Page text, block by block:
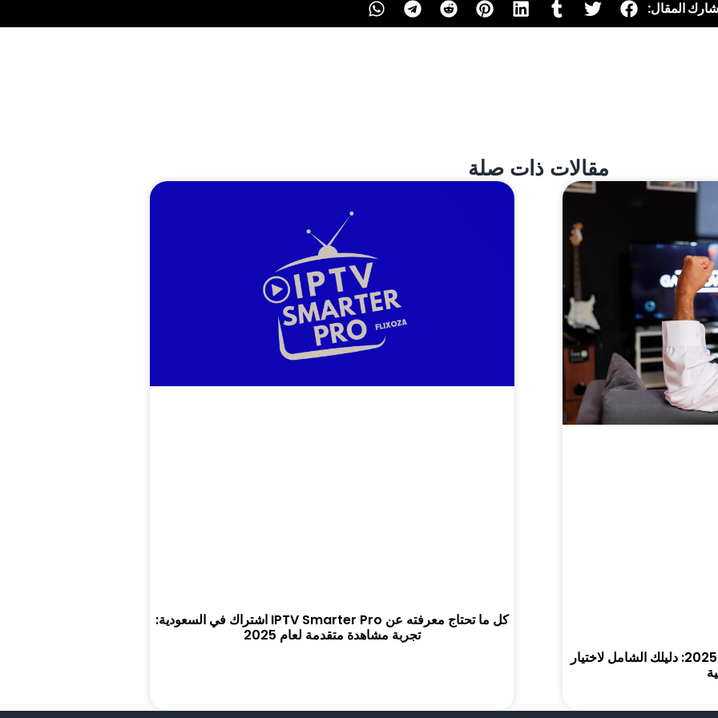
شارك المقال:
مقالات ذات صلة
افضل اشتراك IPTV في السعودية لعام 2025: دليلك الشامل لاختيار
كل ما تحتاج معرفته عن IPTV Smarter Pro اشتراك في السعودية:
تجربة مشاهدة متقدمة لعام 2025